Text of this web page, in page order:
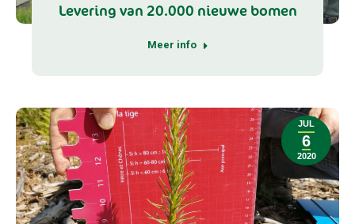
Levering van 20.000 nieuwe bomen
Meer info
JUL
6
2020